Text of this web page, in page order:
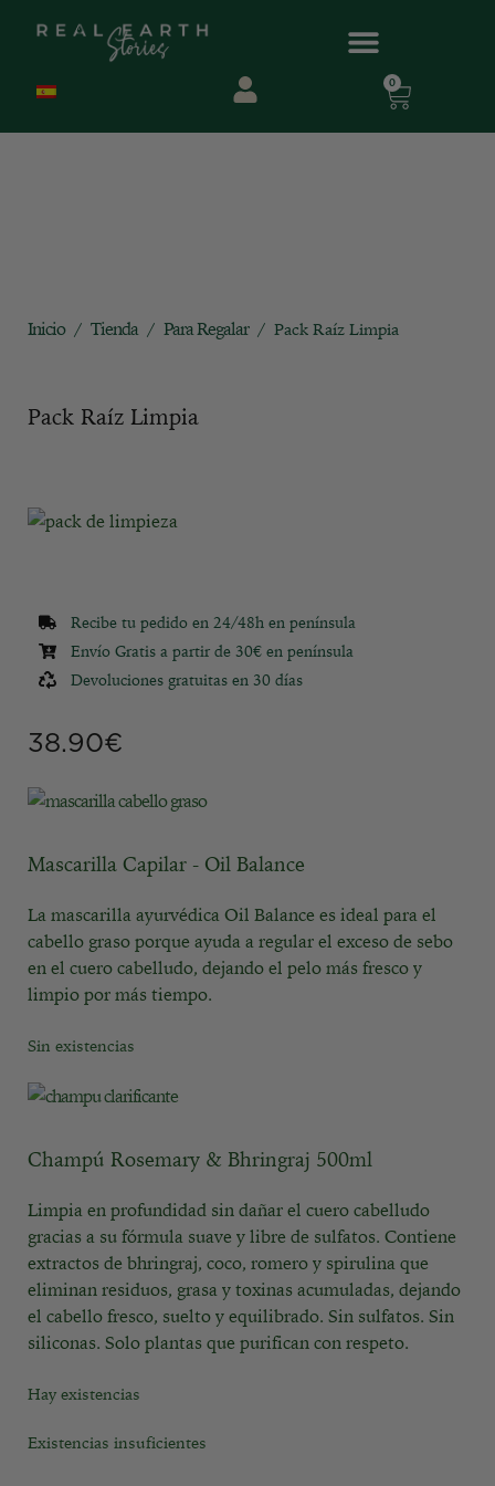
0
Inicio/ Tienda/ Para Regalar/ Pack Raíz Limpia
Pack Raíz Limpia
Recibe tu pedido en 24/48h en península
Envío Gratis a partir de 30€ en península
Devoluciones gratuitas en 30 días
38.90€
Mascarilla Capilar - Oil Balance
La mascarilla ayurvédica Oil Balance es ideal para el
cabello graso porque ayuda a regular el exceso de sebo
en el cuero cabelludo, dejando el pelo más fresco y
limpio por más tiempo.
Sin existencias
Champú Rosemary & Bhringraj 500ml
Limpia en profundidad sin dañar el cuero cabelludo
gracias a su fórmula suave y libre de sulfatos. Contiene
extractos de bhringraj, coco, romero y spirulina que
eliminan residuos, grasa y toxinas acumuladas, dejando
el cabello fresco, suelto y equilibrado. Sin sulfatos. Sin
siliconas. Solo plantas que purifican con respeto.
Hay existencias
Existencias insuficientes